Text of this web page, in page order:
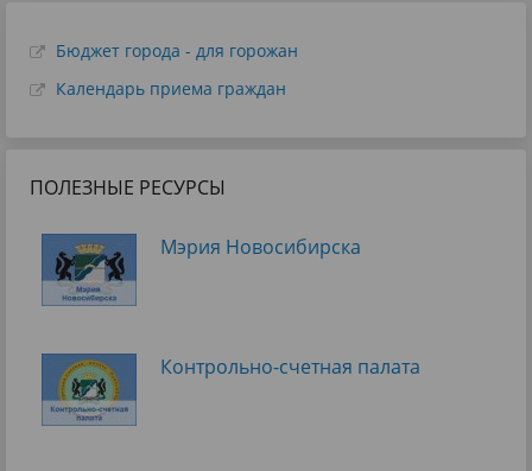
Бюджет города - для горожан
Календарь приема граждан
ПОЛЕЗНЫЕ РЕСУРСЫ
Мэрия Новосибирска
Контрольно-счетная палата